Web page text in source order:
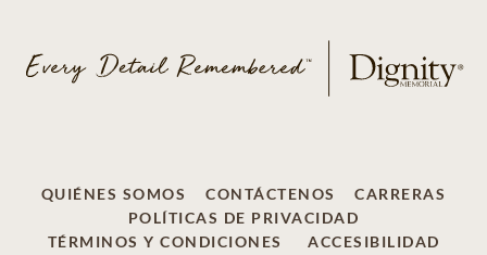
QUIÉNES SOMOS CONTÁCTENOS
CARRERAS
POLÍTICAS DE PRIVACIDAD
TÉRMINOS Y CONDICIONES
ACCESIBILIDAD